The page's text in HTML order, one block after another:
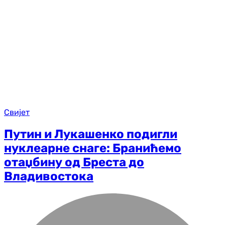
Свијет
Путин и Лукашенко подигли
нуклеарне снаге: Бранићемо
отаџбину од Бреста до
Владивостока